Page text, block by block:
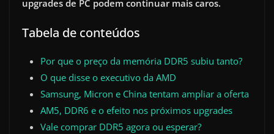
upgrades de PC podem continuar mais caros.
Tabela de conteúdos
Por que o preço da memória DDR5 subiu tanto?
O que disse o executivo da AMD
Samsung, Micron e China tentam ampliar a oferta
AM5, DDR6 e o efeito nos próximos upgrades
Vale comprar DDR5 agora ou esperar?